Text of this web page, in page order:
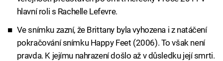
hlavní roli s Rachelle Lefevre.
Ve snímku zazní, že Brittany byla vyhozena i z natáčení
pokračování snímku Happy Feet (2006). To však není
pravda. K jejímu nahrazení došlo až v důsledku její smrti.